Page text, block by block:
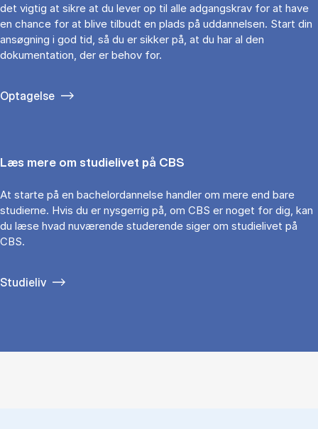
det vigtig at sikre at du lever op til alle adgangskrav for at have
en chance for at blive tilbudt en plads på uddannelsen. Start din
ansøgning i god tid, så du er sikker på, at du har al den
dokumentation, der er behov for.
Optagelse
Læs mere om studielivet på CBS
At starte på en bachelordannelse handler om mere end bare
studierne. Hvis du er nysgerrig på, om CBS er noget for dig, kan
du læse hvad nuværende studerende siger om studielivet på
CBS.
Studieliv